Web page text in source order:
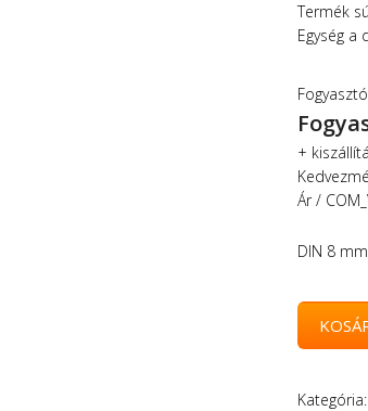
Termék
Egység a
+
Ár /
DIN 8
Kategória: